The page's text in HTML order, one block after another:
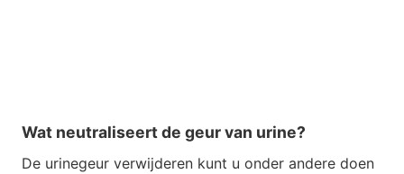
Wat neutraliseert de geur van urine?
De urinegeur verwijderen kunt u onder andere doen